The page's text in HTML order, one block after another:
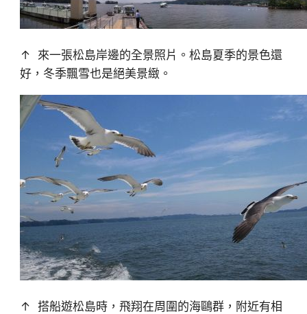
↑ 來一張松島岸邊的全景照片。松島夏季的景色還
好，冬季飄雪也是絕美景緻。
↑ 搭船遊松島時，飛翔在周圍的海鷗群，附近有相